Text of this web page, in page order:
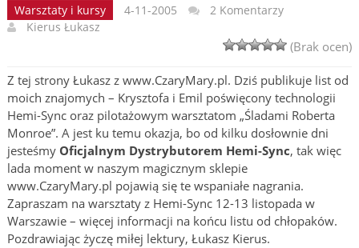
Warsztaty i kursy 4-11-2005
2 Komentarzy
Kierus Łukasz
(Brak ocen)
Z tej strony Łukasz z www.CzaryMary.pl. Dziś publikuje list od
moich znajomych – Krysztofa i Emil poświęcony technologii
Hemi-Sync oraz pilotażowym warsztatom „Śladami Roberta
Monroe”. A jest ku temu okazja, bo od kilku dosłownie dni
jesteśmy Oficjalnym Dystrybutorem Hemi-Sync, tak więc
lada moment w naszym magicznym sklepie
www.CzaryMary.pl pojawią się te wspaniałe nagrania.
Zapraszam na warsztaty z Hemi-Sync 12-13 listopada w
Warszawie – więcej informacji na końcu listu od chłopaków.
Pozdrawiając życzę miłej lektury, Łukasz Kierus.